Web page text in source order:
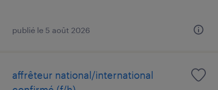
publié le 5 août 2026
affrêteur national/international